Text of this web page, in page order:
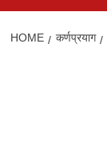
HOME कर्णप्रयाग